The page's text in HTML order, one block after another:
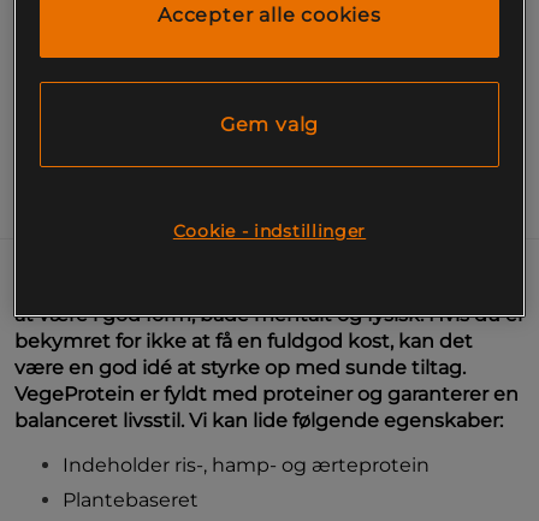
SKU #42-54R | EAN6430047859257
at være i god form, både mentalt og fysisk. Hvis du er
bekymret for ikke at få en fuldgod kost, kan det
være en god idé at styrke op med sunde tiltag.
VegeProtein er fyldt med proteiner og garanterer en
balanceret livsstil. Vi kan lide følgende egenskaber:
Indeholder ris-, hamp- og ærteprotein
Plantebaseret
Accepter alle cookies
Gem valg
Cookie - indstillinger